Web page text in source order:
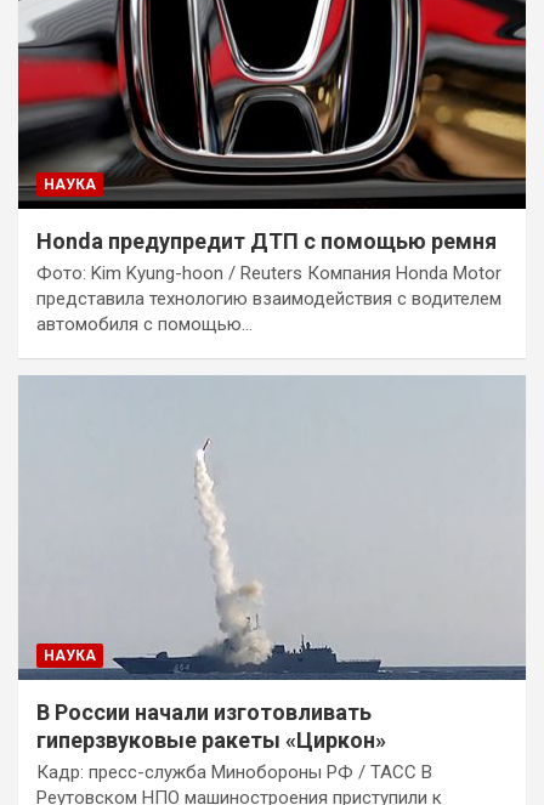
НАУКА
Honda предупредит ДТП с помощью ремня
Фото: Kim Kyung-hoon / Reuters Компания Honda Motor
представила технологию взаимодействия с водителем
автомобиля с помощью…
НАУКА
В России начали изготовливать
гиперзвуковые ракеты «Циркон»
Кадр: пресс-служба Минобороны РФ / ТАСС В
Реутовском НПО машиностроения приступили к